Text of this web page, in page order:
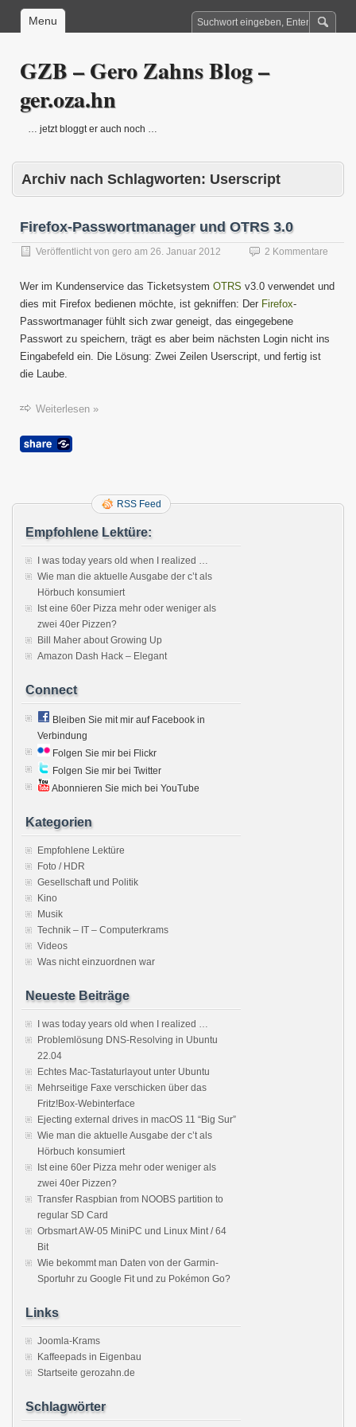
Menu
GZB – Gero Zahns Blog –
ger.oza.hn
… jetzt bloggt er auch noch …
Archiv nach Schlagworten: Userscript
Firefox-Passwortmanager und OTRS 3.0
Veröffentlicht von gero am 26. Januar 2012 2 Kommentare
Wer im Kundenservice das Ticketsystem OTRS v3.0 verwendet und
dies mit Firefox bedienen möchte, ist gekniffen: Der Firefox-
Passwortmanager fühlt sich zwar geneigt, das eingegebene
Passwort zu speichern, trägt es aber beim nächsten Login nicht ins
Eingabefeld ein. Die Lösung: Zwei Zeilen Userscript, und fertig ist
die Laube.
Weiterlesen »
RSS Feed
Empfohlene Lektüre:
I was today years old when I realized …
Wie man die aktuelle Ausgabe der c’t als
Hörbuch konsumiert
Ist eine 60er Pizza mehr oder weniger als
zwei 40er Pizzen?
Bill Maher about Growing Up
Amazon Dash Hack – Elegant
Connect
Bleiben Sie mit mir auf Facebook in
Verbindung
Folgen Sie mir bei Flickr
Folgen Sie mir bei Twitter
Abonnieren Sie mich bei YouTube
Kategorien
Empfohlene Lektüre
Foto / HDR
Gesellschaft und Politik
Kino
Musik
Technik – IT – Computerkrams
Videos
Was nicht einzuordnen war
Neueste Beiträge
I was today years old when I realized …
Problemlösung DNS-Resolving in Ubuntu
22.04
Echtes Mac-Tastaturlayout unter Ubuntu
Mehrseitige Faxe verschicken über das
Fritz!Box-Webinterface
Ejecting external drives in macOS 11 “Big Sur”
Wie man die aktuelle Ausgabe der c’t als
Hörbuch konsumiert
Ist eine 60er Pizza mehr oder weniger als
zwei 40er Pizzen?
Transfer Raspbian from NOOBS partition to
regular SD Card
Orbsmart AW-05 MiniPC und Linux Mint / 64
Bit
Wie bekommt man Daten von der Garmin-
Sportuhr zu Google Fit und zu Pokémon Go?
Links
Joomla-Krams
Kaffeepads in Eigenbau
Startseite gerozahn.de
Schlagwörter